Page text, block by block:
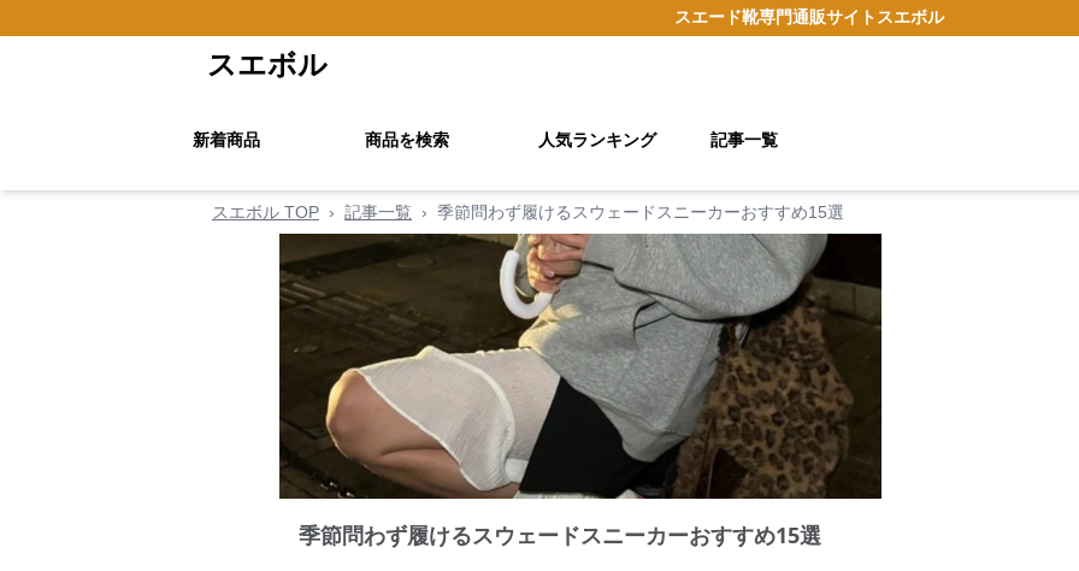
スエード靴専門通販サイト スエボル
スエボル
新着商品 商品を検索 人気ランキング 記事一覧
スエボル TOP › 記事一覧 › 季節問わず履けるスウェードスニーカーおすすめ15選
季節問わず履けるスウェードスニーカーおすすめ15選